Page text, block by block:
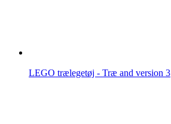
LEGO trælegetøj - Træ and version 3